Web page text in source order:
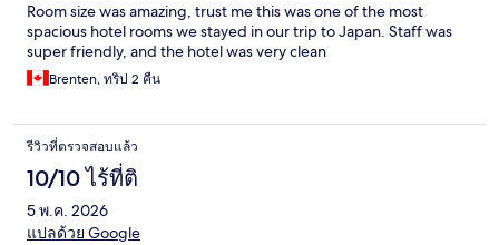
Room size was amazing, trust me this was one of the most
spacious hotel rooms we stayed in our trip to Japan. Staff was
super friendly, and the hotel was very clean
Brenten, ทริป 2 คืน
รีวิวที่ตรวจสอบแล้ว
10/10 ไร้ที่ติ
5 พ.ค. 2026
แปลด้วย Google